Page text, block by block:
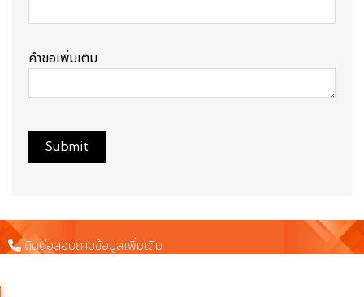
คำขอเพิ่มเติม
ติดต่อสอบถามข้อมูลเพิ่มเติม